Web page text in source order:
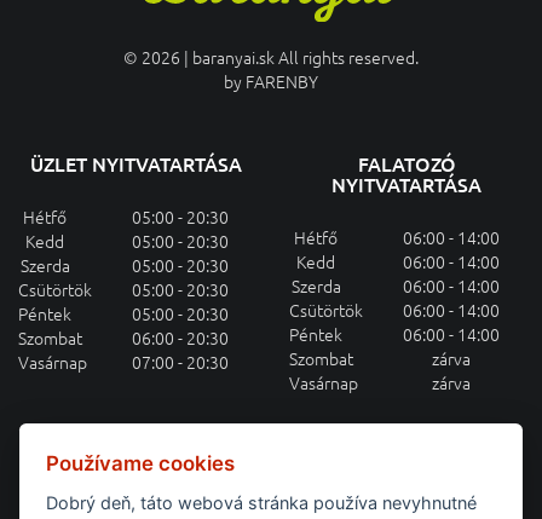
© 2026 | baranyai.sk All rights reserved.
by FARENBY
ÜZLET NYITVATARTÁSA
Hétfő
05:00 - 20:30
Kedd
05:00 - 20:30
Szerda
05:00 - 20:30
Csütörtök
05:00 - 20:30
Péntek
05:00 - 20:30
Szombat
06:00 - 20:30
Vasárnap
07:00 - 20:30
FALATOZÓ
NYITVATARTÁSA
Hétfő
06:00 - 14:00
Kedd
06:00 - 14:00
Szerda
06:00 - 14:00
Csütörtök
06:00 - 14:00
Péntek
06:00 - 14:00
Szombat
zárva
Vasárnap
zárva
HETI MENÜAJÁNLAT E-MAILEN
Feliratkozás a heti menüajánlatra
Používame cookies
Dobrý deň, táto webová stránka používa nevyhnutné